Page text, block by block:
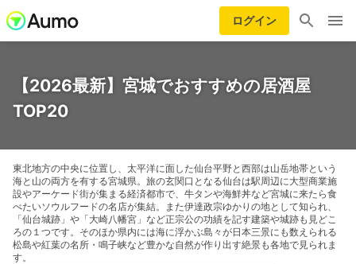
ログイン
【2026最新】宮城でおすすめの居酒屋
TOP20
東北地方の中央に位置し、太平洋に面した仙台平野と西部は山岳地帯という
海と山の両方を有する宮城県。旅の玄関口となる仙台は駅周辺に大型商業施
設やアーケード街が集まる経済都市で、牛タンや海鮮丼など宮城に来たら食
べたいソウルフードの名店が集結。また伊達政宗ゆかりの地として知られ、
「仙台城跡」や「大崎八幡宮」など正宗公の功績を記す建築や城跡も見どこ
ろの１つです。そのほか県内には海に浮かぶ島々が日本三景にも数えられる
松島や紅葉の名所・鳴子峡など豊かな自然が作り出す絶景も各地で見られま
す。